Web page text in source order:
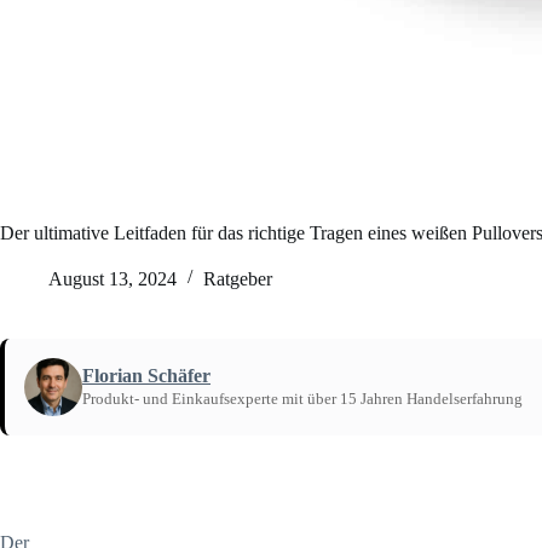
Der ultimative Leitfaden für das richtige Tragen eines weißen Pullovers
August 13, 2024 Ratgeber
Florian Schäfer
Produkt- und Einkaufsexperte mit über 15 Jahren Handelserfahrung
Der